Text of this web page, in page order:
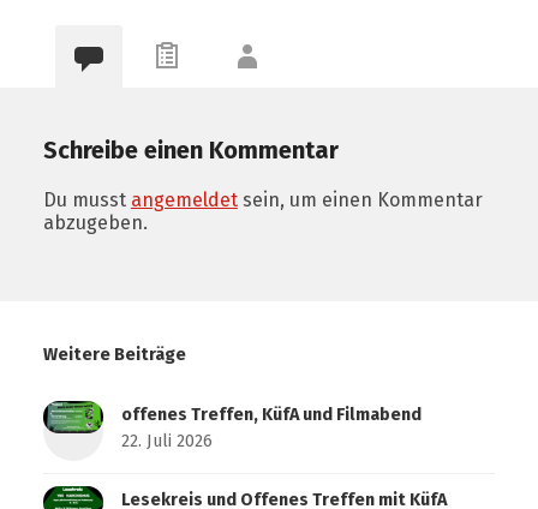
Schreibe einen Kommentar
Du musst angemeldetsein, um einen Kommentar
abzugeben.
Weitere Beiträge
offenes Treffen, KüfA und Filmabend
22. Juli 2026
Lesekreis und Offenes Treffen mit KüfA